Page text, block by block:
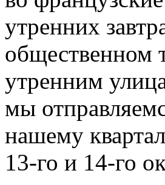
утренних
общественном
утренним
мы
нашему
13-го и 14-го